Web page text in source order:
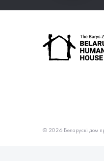
© 2026 Беларускі дом